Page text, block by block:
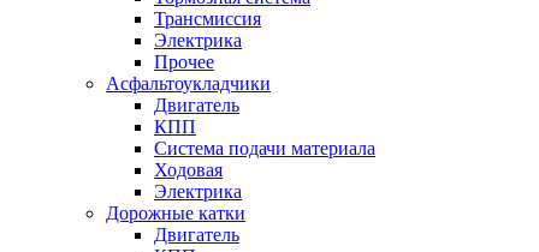
Трансмиссия
Электрика
Прочее
Асфальтоукладчики
Двигатель
КПП
Система подачи материала
Ходовая
Электрика
Дорожные катки
Двигатель